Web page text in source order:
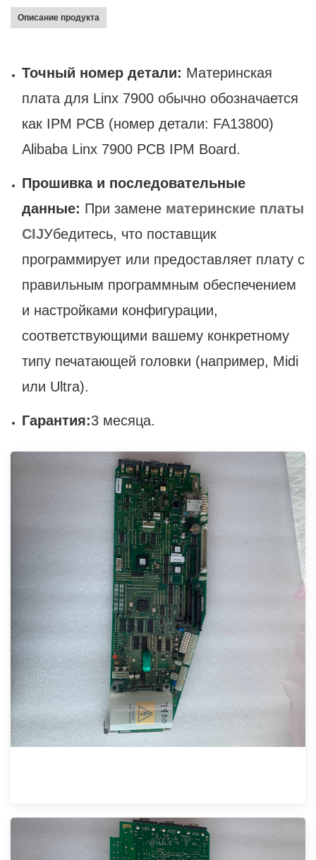
Описание продукта
Точный номер детали: Материнская
плата для Linx 7900 обычно обозначается
как IPM PCB (номер детали: FA13800)
Alibaba Linx 7900 PCB IPM Board.
Прошивка и последовательные
данные: При замене материнские платы
CIJУбедитесь, что поставщик
программирует или предоставляет плату с
правильным программным обеспечением
и настройками конфигурации,
соответствующими вашему конкретному
типу печатающей головки (например, Midi
или Ultra).
Гарантия:3 месяца.